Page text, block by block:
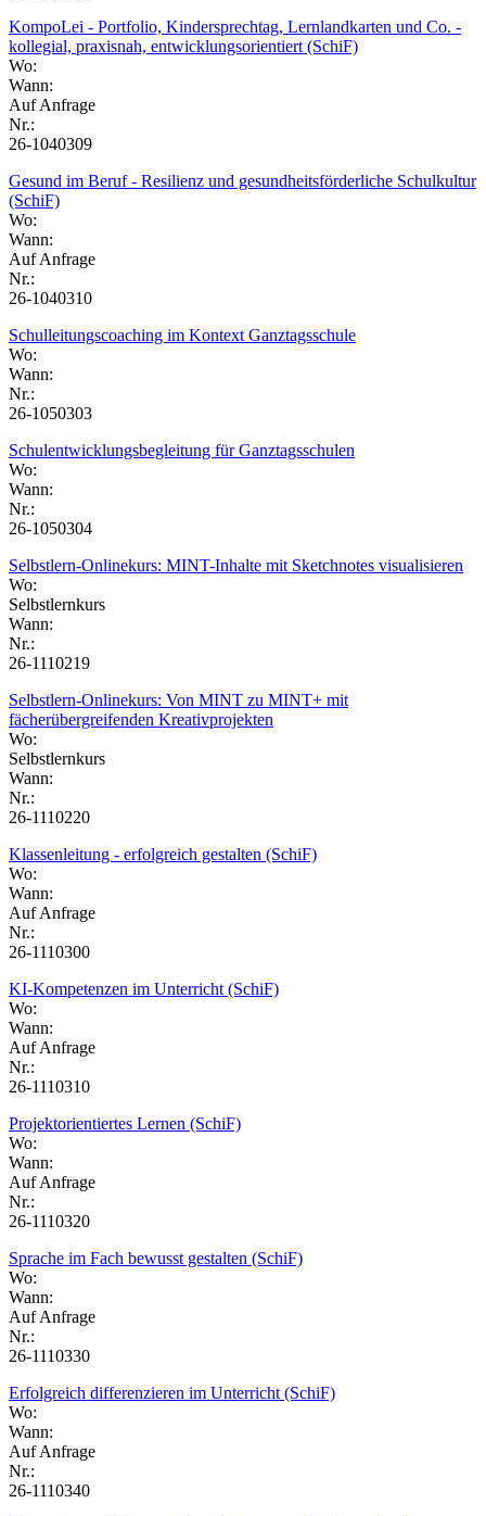
KompoLei - Portfolio, Kindersprechtag, Lernlandkarten und Co. -
kollegial, praxisnah, entwicklungsorientiert (SchiF)
Wo:
Wann:
Auf Anfrage
Nr.:
26-1040309
Gesund im Beruf - Resilienz und gesundheitsförderliche Schulkultur
(SchiF)
Wo:
Wann:
Auf Anfrage
Nr.:
26-1040310
Schulleitungscoaching im Kontext Ganztagsschule
Wo:
Wann:
Nr.:
26-1050303
Schulentwicklungsbegleitung für Ganztagsschulen
Wo:
Wann:
Nr.:
26-1050304
Selbstlern-Onlinekurs: MINT-Inhalte mit Sketchnotes visualisieren
Wo:
Selbstlernkurs
Wann:
Nr.:
26-1110219
Selbstlern-Onlinekurs: Von MINT zu MINT+ mit
fächerübergreifenden Kreativprojekten
Wo:
Selbstlernkurs
Wann:
Nr.:
26-1110220
Klassenleitung - erfolgreich gestalten (SchiF)
Wo:
Wann:
Auf Anfrage
Nr.:
26-1110300
KI-Kompetenzen im Unterricht (SchiF)
Wo:
Wann:
Auf Anfrage
Nr.:
26-1110310
Projektorientiertes Lernen (SchiF)
Wo:
Wann:
Auf Anfrage
Nr.:
26-1110320
Sprache im Fach bewusst gestalten (SchiF)
Wo:
Wann:
Auf Anfrage
Nr.:
26-1110330
Erfolgreich differenzieren im Unterricht (SchiF)
Wo:
Wann:
Auf Anfrage
Nr.:
26-1110340